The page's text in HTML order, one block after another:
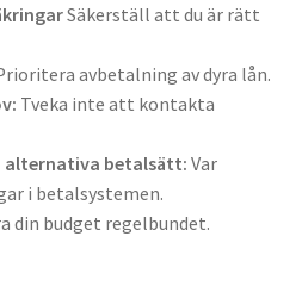
Säkerställ att du är rätt
avbetalning av dyra lån.
Tveka inte att kontakta
alternativa betalsätt: Var
i betalsystemen.
din budget regelbundet.